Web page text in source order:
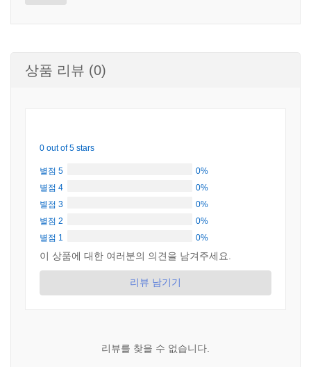
상품 리뷰 (0)
0 out of 5 stars
별점 5
0%
별점 4
0%
별점 3
0%
별점 2
0%
별점 1
0%
이 상품에 대한 여러분의 의견을 남겨주세요.
리뷰 남기기
리뷰를 찾을 수 없습니다.